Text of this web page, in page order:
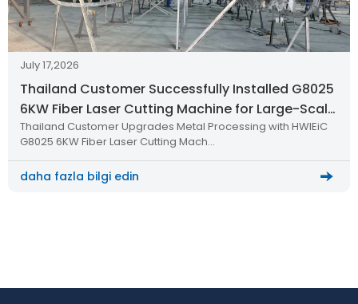
July 17,2026
Thailand Customer Successfully Installed G8025
6KW Fiber Laser Cutting Machine for Large-Scale
Metal Processing
Thailand Customer Upgrades Metal Processing with HWlEiC
G8025 6KW Fiber Laser Cutting Mach…
daha fazla bilgi edin